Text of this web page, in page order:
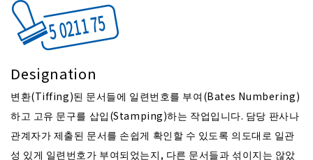
Designation
변환(Tiffing)된 문서들에 일련번호를 부여(Bates Numbering)
하고 고유 문구를 삽입(Stamping)하는 작업입니다. 담당 판사나
관계자가 제출된 문서를 손쉽게 확인할 수 있도록 의도대로 일관
성 있게 일련번호가 부여되었는지, 다른 문서들과 섞이지는 않았